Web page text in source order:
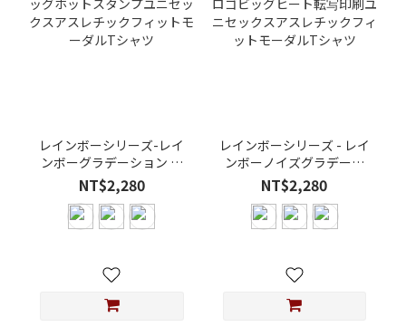
レインボーシリーズ-レイ
ンボーグラデーション 剣
獅ビッグホットスタンプ
ユニセックスアスレチッ
クフィットモーダルTシャ
ツ
NT$2,280
レインボーシリーズ - レイ
ンボーノイズグラデーシ
ョンロゴビッグヒート転
写印刷ユニセックスアス
レチックフィットモーダ
ルTシャツ
NT$2,280